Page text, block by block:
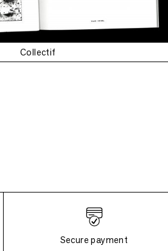
Collectif
Secure payment